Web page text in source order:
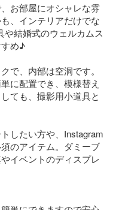
お部屋にオシャレな雰
、インテリアだけでな
や結婚式のウェルカムス
め♪
で、内部は空洞です。
に配置でき、模様替え
ても、撮影用小道具と
したい方や、Instagram
のアイテム。ダミーブ
イベントのディスプレ